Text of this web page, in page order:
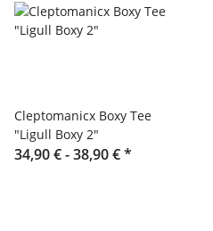
Cleptomanicx Boxy Tee
"Ligull Boxy 2"
34,90 € -38,90 €*